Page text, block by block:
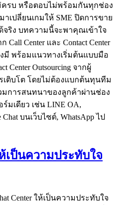
ครบ หรือตอบไม่พร้อมกันทุกช่อง
าเปลี่ยนเกมให้ SME ปิดการขาย
ริง บทความนี้จะพาคุณเข้าใจ
Call Center และ Contact Center
มี พร้อมแนวทางเริ่มต้นแบบมือ
Center Outsourcing จากผู้
ติบโต โดยไม่ต้องแบกต้นทุนทีม
มการสนทนาของลูกค้าผ่านช่อง
เดียว เช่น LINE OA,
Chat บนเว็บไซต์, WhatsApp ไป
เป็นความประทับใจ
Center ให้เป็นความประทับใจ